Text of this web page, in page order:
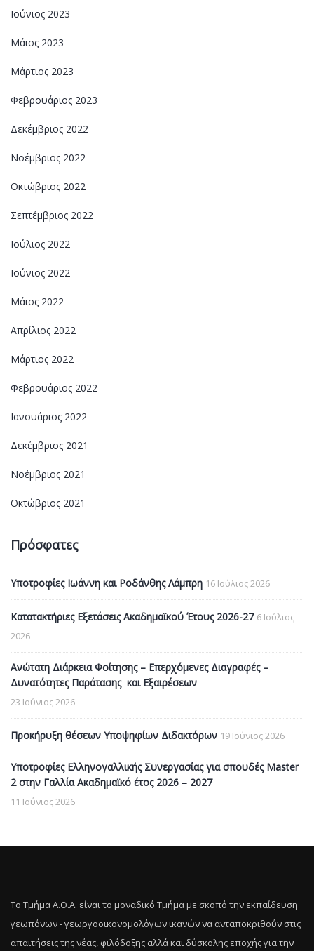
Ιούνιος 2023
Μάιος 2023
Μάρτιος 2023
Φεβρουάριος 2023
Δεκέμβριος 2022
Νοέμβριος 2022
Οκτώβριος 2022
Σεπτέμβριος 2022
Ιούλιος 2022
Ιούνιος 2022
Μάιος 2022
Απρίλιος 2022
Μάρτιος 2022
Φεβρουάριος 2022
Ιανουάριος 2022
Δεκέμβριος 2021
Νοέμβριος 2021
Οκτώβριος 2021
Πρόσφατες
Υποτροφίες Ιωάννη και Ροδάνθης Λάμπρη 16 Ιούλιος 2026
Κατατακτήριες Εξετάσεις Ακαδημαϊκού Έτους 2026-27 6 Ιούλιος
2026
Ανώτατη Διάρκεια Φοίτησης – Επερχόμενες Διαγραφές –
Δυνατότητες Παράτασης και Εξαιρέσεων
23 Ιούνιος 2026
Προκήρυξη θέσεων Υποψηφίων Διδακτόρων 19 Ιούνιος 2026
Υποτροφίες Ελληνογαλλικής Συνεργασίας για σπουδές Master
2 στην Γαλλία Ακαδημαϊκό έτος 2026 – 2027
11 Ιούνιος 2026
Το Τμήμα Α.Ο.Α. είναι το μοναδικό Τμήμα με σκοπό την εκπαίδευση
γεωπόνων - γεωργοοικονομολόγων ικανών να ανταποκριθούν στις
απαιτήσεις της νέας, φιλόδοξης αλλά και δύσκολης εποχής για την